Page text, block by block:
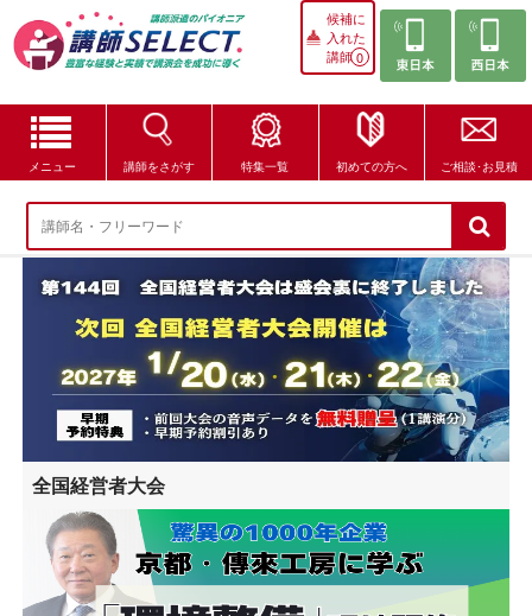
候補に
入れた
講師0
メニュー 講師をさがす 特集一覧 初めての方へ ご相談･お見積
講師をさがす
特集一覧
講師セレクトが選ばれる理由
ブログ・コラム
はじめての方へ
ご相談・お見積
全国経営者大会